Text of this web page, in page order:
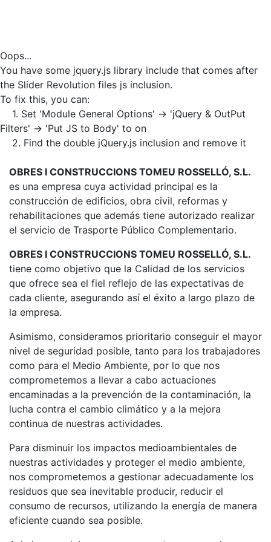
Oops...
You have some jquery.js library include that comes after
the Slider Revolution files js inclusion.
To fix this, you can:
1. Set 'Module General Options' -> 'jQuery & OutPut
Filters' -> 'Put JS to Body' to on
2. Find the double jQuery.js inclusion and remove it
OBRES I CONSTRUCCIONS TOMEU ROSSELLÓ, S.L.
es una empresa cuya actividad principal es la
construcción de edificios, obra civil, reformas y
rehabilitaciones que además tiene autorizado realizar
el servicio de Trasporte Público Complementario.
OBRES I CONSTRUCCIONS TOMEU ROSSELLÓ, S.L.
tiene como objetivo que la Calidad de los servicios
que ofrece sea el fiel reflejo de las expectativas de
cada cliente, asegurando así el éxito a largo plazo de
la empresa.
Asimismo, consideramos prioritario conseguir el mayor
nivel de seguridad posible, tanto para los trabajadores
como para el Medio Ambiente, por lo que nos
comprometemos a llevar a cabo actuaciones
encaminadas a la prevención de la contaminación, la
lucha contra el cambio climático y a la mejora
continua de nuestras actividades.
Para disminuir los impactos medioambientales de
nuestras actividades y proteger el medio ambiente,
nos comprometemos a gestionar adecuadamente los
residuos que sea inevitable producir, reducir el
consumo de recursos, utilizando la energía de manera
eficiente cuando sea posible.